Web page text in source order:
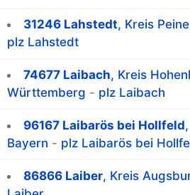
31246 Lahstedt, Kreis
plz Lahstedt
74677 Laibach, Kreis
Württemberg - plz Laibach
96167 Laibarös bei Hollfeld
Bayern - plz Laibarös bei
86866 Laiber, Kreis